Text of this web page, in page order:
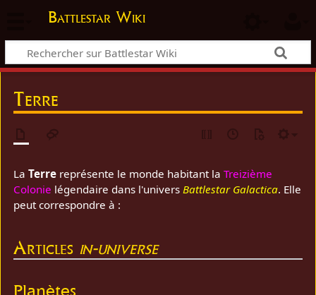
Battlestar Wiki
Terre
LaTerre représente le monde habitant laTreizième
Colonie légendaire dans l'universBattlestar Galactica. Elle
peut correspondre à :
Articles in-universe
Planètes